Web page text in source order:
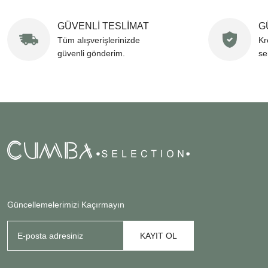
GÜVENLİ TESLİMAT
Tüm alışverişlerinizde
güvenli gönderim.
Güncellemelerimizi Kaçırmayın
KAYIT OL